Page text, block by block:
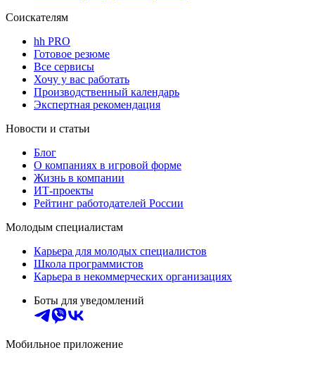
Соискателям
hh PRO
Готовое резюме
Все сервисы
Хочу у вас работать
Производственный календарь
Экспертная рекомендация
Новости и статьи
Блог
О компаниях в игровой форме
Жизнь в компании
ИТ-проекты
Рейтинг работодателей России
Молодым специалистам
Карьера для молодых специалистов
Школа программистов
Карьера в некоммерческих организациях
Боты для уведомлений
Мобильное приложение